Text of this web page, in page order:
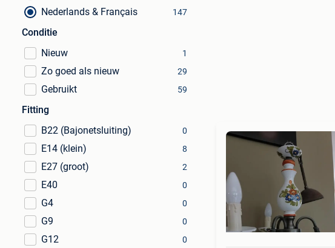
Nederlands & Français 147
Conditie
Nieuw
1
Zo goed als nieuw 29
Gebruikt 59
Fitting
B22 (Bajonetsluiting)
0
E14 (klein) 8
E27 (groot) 2
E40 0
G4 0
G9 0
G12 0